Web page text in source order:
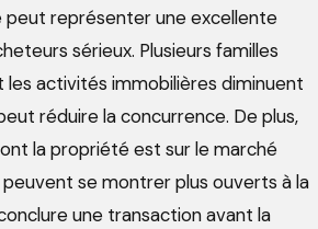
représenter une excellente
sérieux. Plusieurs familles
activités immobilières diminuent
réduire la concurrence. De plus,
la propriété est sur le marché
se montrer plus ouverts à la
une transaction avant la